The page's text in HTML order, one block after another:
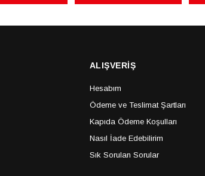
ALIŞVERİŞ
Hesabım
Ödeme ve Teslimat Şartları
Kapıda Ödeme Koşulları
Nasıl İade Edebilirim
Sık Sorulan Sorular